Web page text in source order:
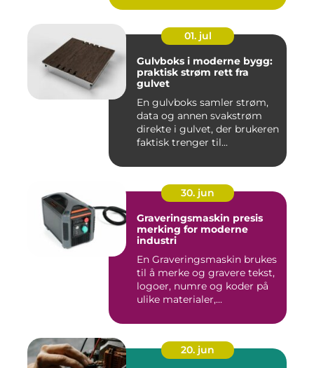
01. jul
Gulvboks i moderne bygg:
praktisk strøm rett fra
gulvet
En gulvboks samler strøm,
data og annen svakstrøm
direkte i gulvet, der brukeren
faktisk trenger til...
30. jun
Graveringsmaskin presis
merking for moderne
industri
En Graveringsmaskin brukes
til å merke og gravere tekst,
logoer, numre og koder på
ulike materialer,...
20. jun